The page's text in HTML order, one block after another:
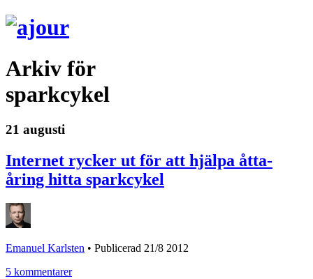
Arkiv för
sparkcykel
21 augusti
Internet rycker ut för att hjälpa åtta-
åring hitta sparkcykel
Emanuel Karlsten • Publicerad 21/8 2012
5 kommentarer